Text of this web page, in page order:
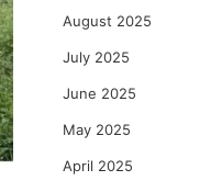
August 2025
July 2025
June 2025
May 2025
April 2025